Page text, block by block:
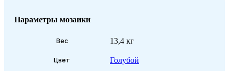
Параметры мозаики
Вес 13,4 кг
Цвет Голубой